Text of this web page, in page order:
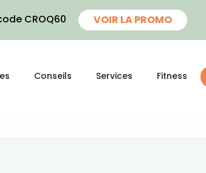
CROQ60 VOIR LA PROMO
Conseils Services Fitness